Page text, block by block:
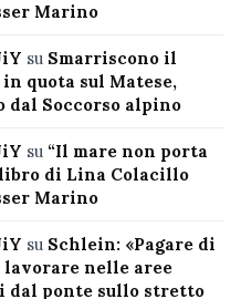
Marino
su Smarriscono il
quota sul Matese,
Soccorso alpino
su “Il mare non porta
di Lina Colacillo
Marino
su Schlein: «Pagare di
nelle aree
dal ponte sullo stretto